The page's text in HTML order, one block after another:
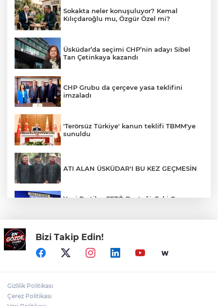
Sokakta neler konuşuluyor? Kemal
Kılıçdaroğlu mu, Özgür Özel mi?
Üsküdar’da seçimi CHP’nin adayı Sibel
Tan Çetinkaya kazandı
CHP Grubu da çerçeve yasa teklifini
imzaladı
'Terörsüz Türkiye' kanun teklifi TBMM'ye
sunuldu
ATI ALAN ÜSKÜDAR'I BU KEZ GEÇMESİN
Yeni Parti’ye FETÖ Desteği: Eski Oyun,
YALANA DOYMAYAN PARALEL ÖZGÜR
Bizi Takip Edin!
Gizlilik Politikası
Çerez Politikası